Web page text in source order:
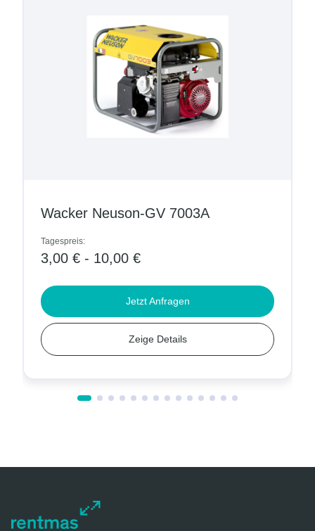
Wacker Neuson-GV 7003A
Tagespreis:
3,00 € - 10,00 €
Zeige Details
Jetzt Anfragen